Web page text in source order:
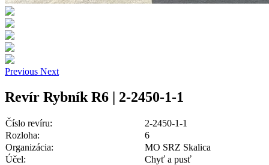
Previous Next
Revír Rybník R6 | 2-2450-1-1
Číslo revíru:
2-2450-1-1
Rozloha:
6
Organizácia:
MO SRZ Skalica
Účel:
Chyť a pusť